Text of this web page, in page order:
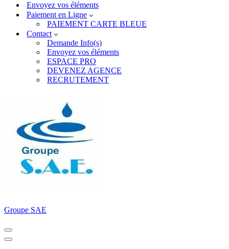
Envoyez vos éléments
Paiement en Ligne
PAIEMENT CARTE BLEUE
Contact
Demande Info(s)
Envoyez vos éléments
ESPACE PRO
DEVENEZ AGENCE
RECRUTEMENT
Groupe SAE
Menu
de
Menu